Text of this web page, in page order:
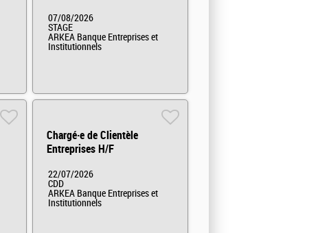
07/08/2026
STAGE
ARKEA Banque Entreprises et
Institutionnels
Chargé·e de Clientèle
Entreprises H/F
22/07/2026
CDD
ARKEA Banque Entreprises et
Institutionnels